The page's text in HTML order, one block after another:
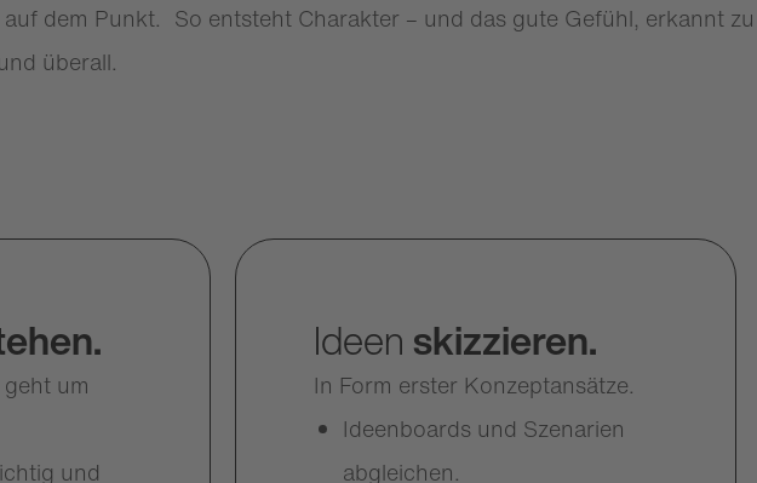
dem Punkt. So entsteht Charakter – und das gute Gefühl, erkannt zu
überall.
um
und
Ideen skizzieren.
In Form erster Konzeptansätze.
Ideenboards und Szenarien
abgleichen.